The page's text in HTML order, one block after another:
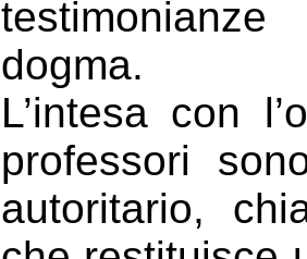
dogma.
L’intesa con
professori
autoritario,